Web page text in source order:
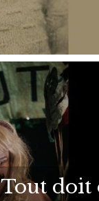
Tout doit